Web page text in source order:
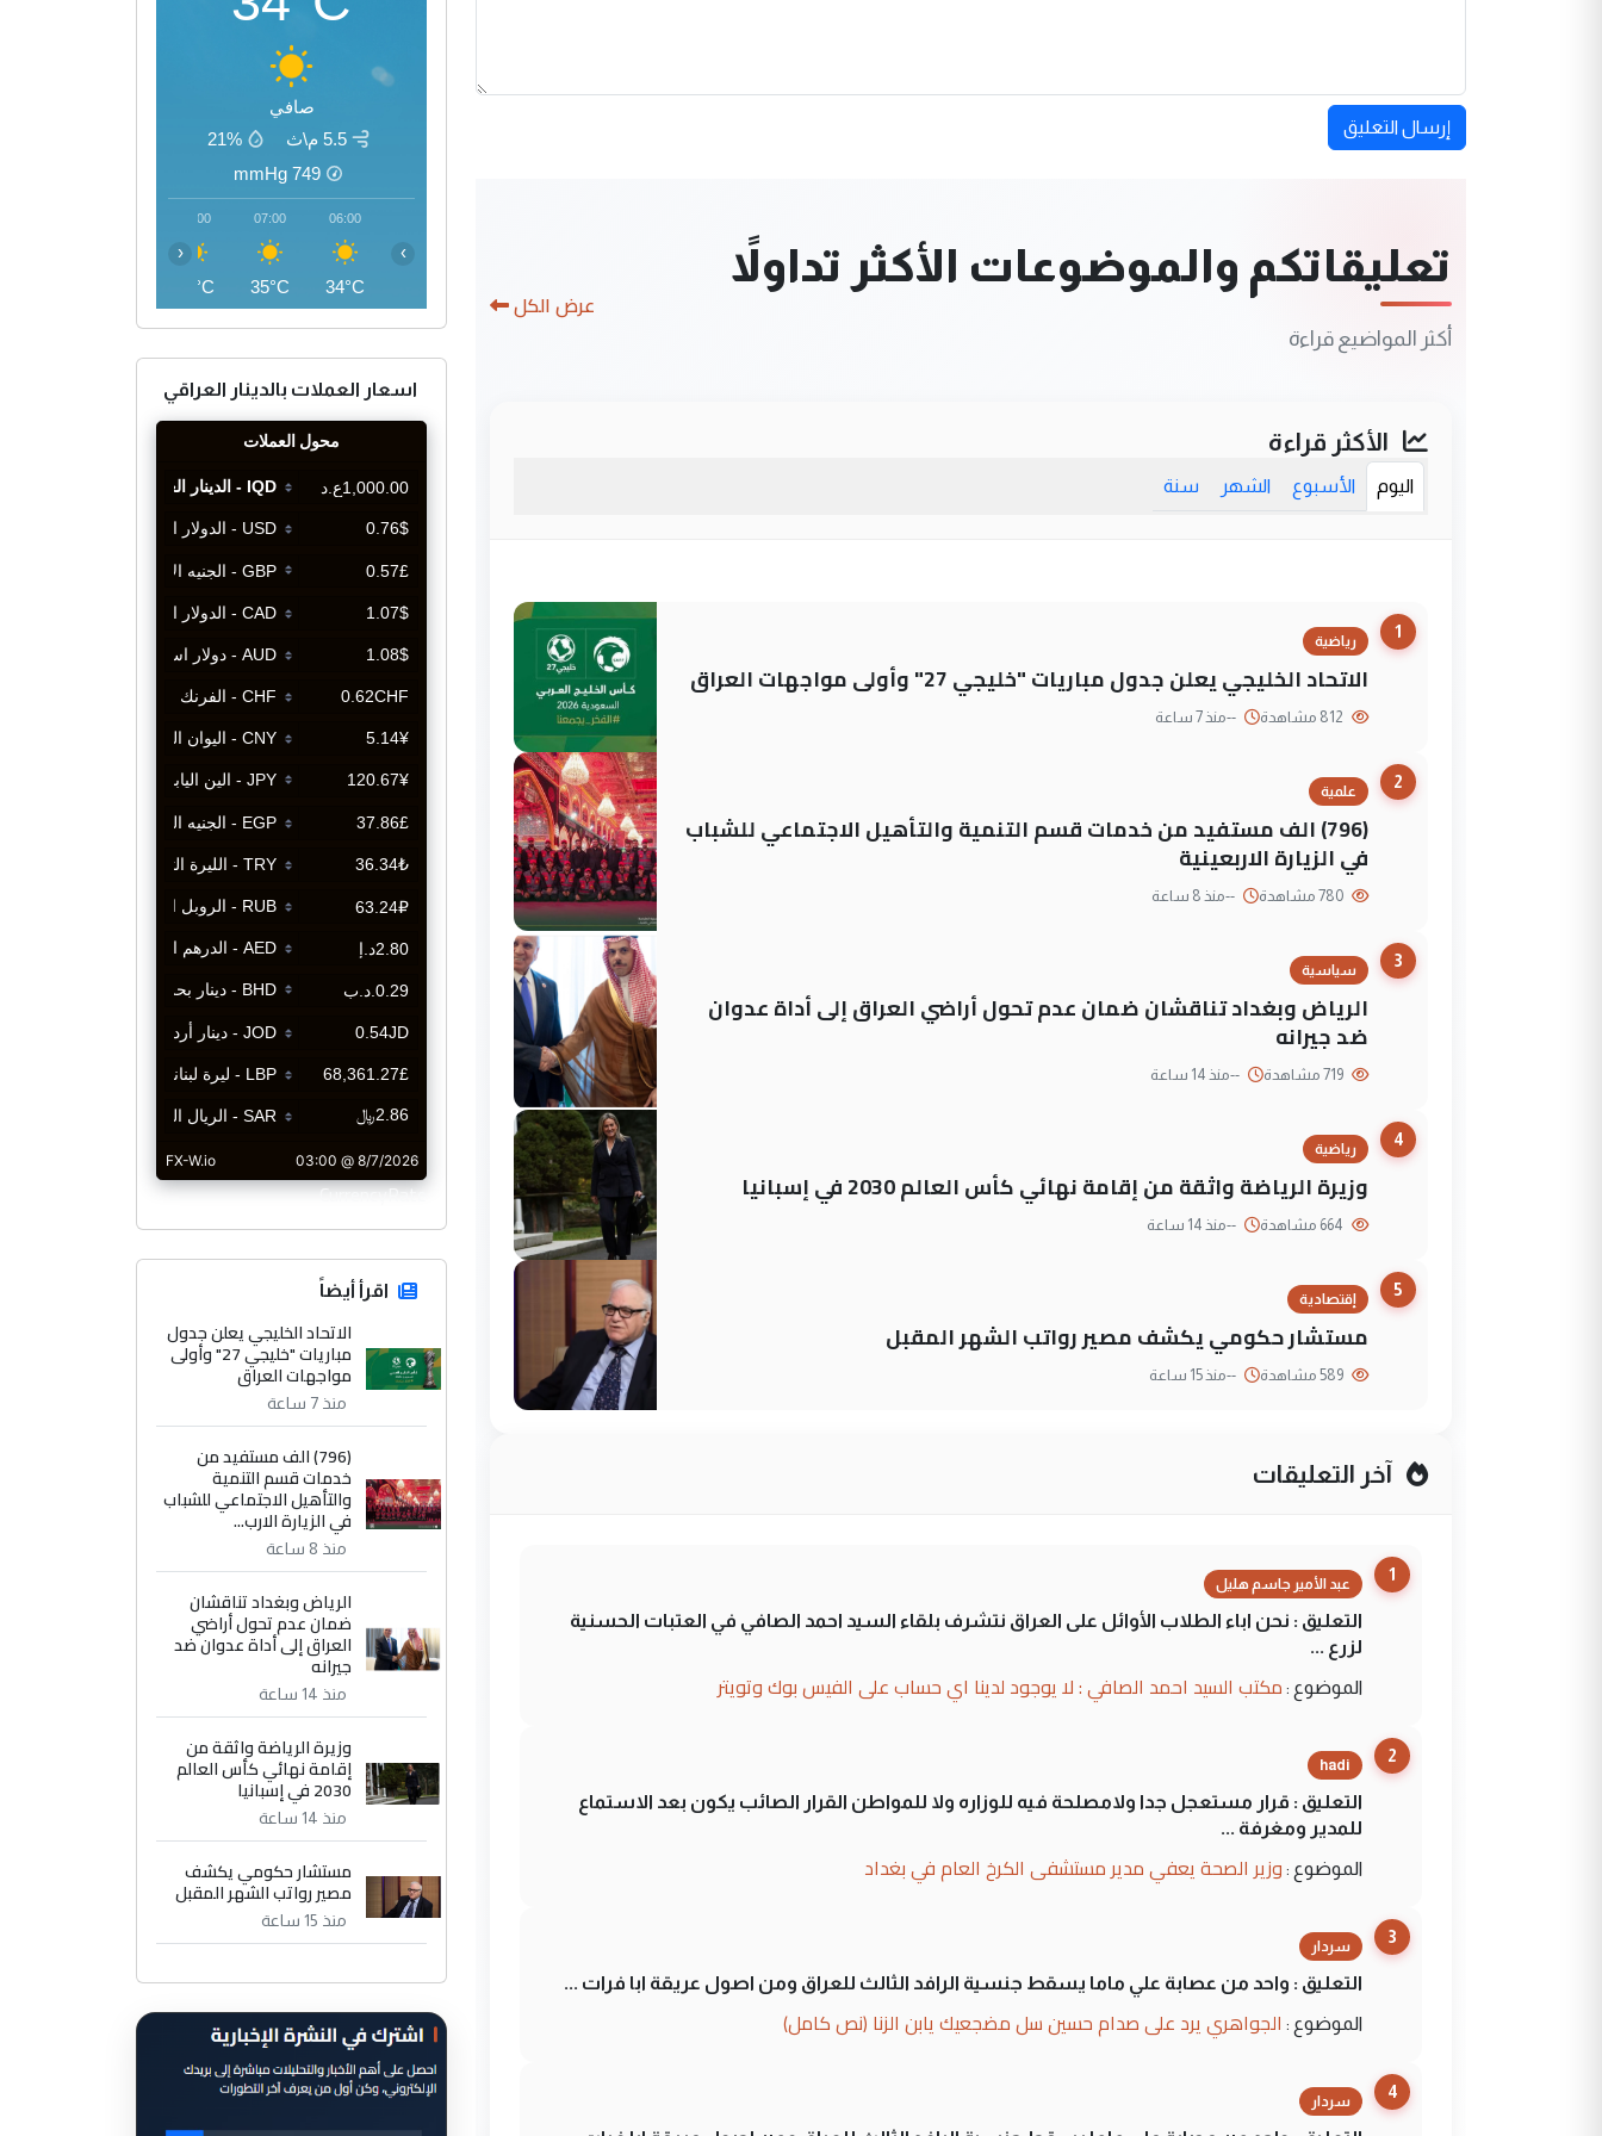
إرسال التعليق
تعليقاتكم والموضوعات الأكثر تداولاً
أكثر المواضيع قراءة
عرض الكل
الأكثر قراءة
اليوم الأسبوع الشهر سنة
1
رياضية
الاتحاد الخليجي يعلن جدول مباريات "خليجي 27" وأولى مواجهات العراق
--منذ 7 ساعة
2
علمية
(796) الف مستفيد من خدمات قسم التنمية والتأهيل الاجتماعي للشباب
في الزيارة الاربعينية
--منذ 8 ساعة
3
سياسية
الرياض وبغداد تناقشان ضمان عدم تحول أراضي العراق إلى أداة عدوان
ضد جيرانه
--منذ 14 ساعة
4
رياضية
وزيرة الرياضة واثقة من إقامة نهائي كأس العالم 2030 في إسبانيا
--منذ 14 ساعة
5
إقتصادية
مستشار حكومي يكشف مصير رواتب الشهر المقبل
--منذ 15 ساعة
آخر التعليقات
1
عبد الأمير جاسم هليل
التعليق : نحن اباء الطلاب الأوائل على العراق نتشرف بلقاء السيد احمد الصافي في العتبات الحسنية
لزرع ...
الموضوع : مكتب السيد احمد الصافي : لا يوجود لدينا اي حساب على الفيس بوك وتويتر
2
hadi
التعليق : قرار مستعجل جدا ولامصلحة فيه للوزاره ولا للمواطن القرار الصائب يكون بعد الاستماع
للمدير ومغرفة ...
الموضوع : وزير الصحة يعفي مدير مستشفى الكرخ العام في بغداد
3
سردار
التعليق : واحد من عصابة علي ماما يسقط جنسية الرافد الثالث للعراق ومن اصول عريقة ابا فرات ...
الموضوع : الجواهري يرد على صدام حسين سل مضجعيك يابن الزنا (نص كامل)
4
سردار
صافي
5.5 م\ث
21%
749
mmHg
06:00
34°C
07:00
35°C
08:00
36°C
‹ ›
اسعار العملات بالدينار العراقي
CurrencyRate
اقرأ أيضاً
الاتحاد الخليجي يعلن جدول
مباريات "خليجي 27" وأولى
مواجهات العراق
منذ 7 ساعة
(796) الف مستفيد من
خدمات قسم التنمية
والتأهيل الاجتماعي للشباب
في الزيارة الارب...
منذ 8 ساعة
الرياض وبغداد تناقشان
ضمان عدم تحول أراضي
العراق إلى أداة عدوان ضد
جيرانه
منذ 14 ساعة
وزيرة الرياضة واثقة من
إقامة نهائي كأس العالم
2030 في إسبانيا
منذ 14 ساعة
مستشار حكومي يكشف
مصير رواتب الشهر المقبل
منذ 15 ساعة